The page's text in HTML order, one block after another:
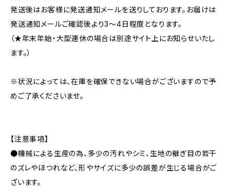
発送後はお客様に発送通知メールを送りしております。お届けは
発送通知メールご確認後より3〜4日程度となります。
（★年末年始・大型連休の場合は別途サイト上にお知らせいたし
ます。）
※状況によっては、在庫を確保できない場合がございますので予
めご了承くださいませ。
【注意事項】
●機械による生産の為、多少の汚れやシミ、生地の継ぎ目の若干
のズレやほつれなど、形やサイズに多少の誤差が生じる場合がご
ざいます。